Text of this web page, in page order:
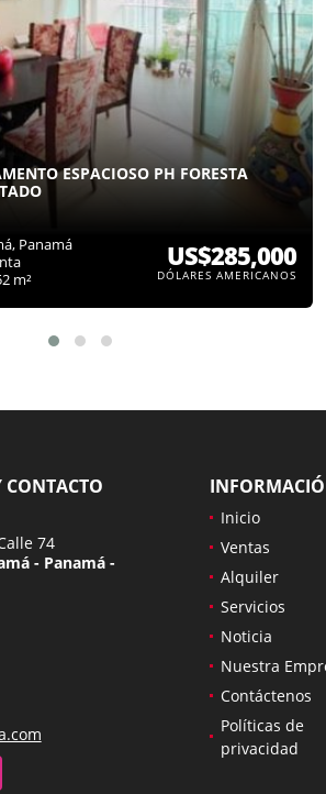
ESPACIOSO PH FORESTA
Panamá
m²
US$285,000
DÓLARES AMERICANOS
74
- Panamá -
Inicio
Ventas
Alquiler
Servicios
Noticia
Nuestra
Contáctenos
Políticas de
privacidad